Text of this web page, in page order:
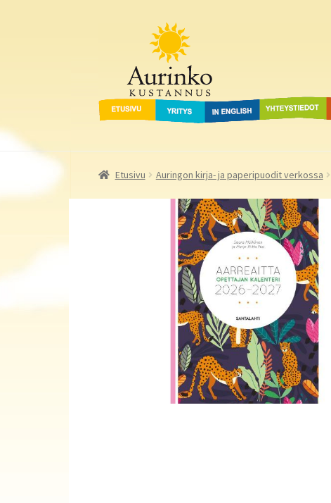
navigointiin
Aurinko Kustannus
Etusivu Yritys In English Yhteystiedot
Etusivu Auringon kirja- ja paperipuodit verkossa